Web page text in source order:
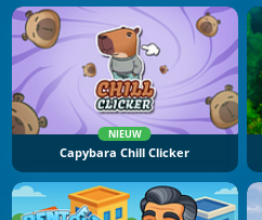
NIEUW
Capybara Chill Clicker